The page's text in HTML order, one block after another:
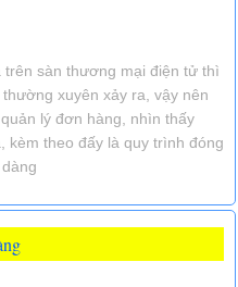
sàn thương mại điện tử thì
xuyên xảy ra, vậy nên
lý đơn hàng, nhìn thấy
kèm theo đấy là quy trình đóng